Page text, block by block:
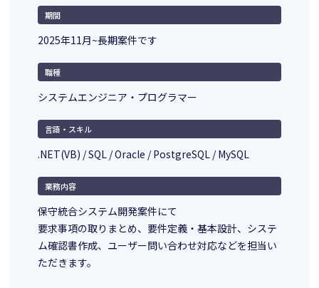
期間
2025年11月~長期案件です
職種
システムエンジニア・プログラマー
言語・スキル
.NET(VB) / SQL / Oracle / PostgreSQL / MySQL
業務内容
保守統合システム開発案件にて
要求事項の取りまとめ、要件定義・基本設計、システ
ム確認書作成、ユーザー問い合わせ対応などを担当い
ただきます。